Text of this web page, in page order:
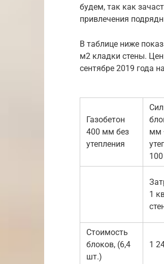
будем, так как
привлечения
В таблице ниже
м2 кладки стены.
сентябре 2019 года
Газобетон
400 мм без
утепления
мм
1
Стоимость
блоков, (6,4
шт.)
1